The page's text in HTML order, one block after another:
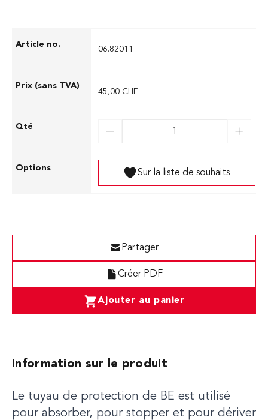
06.82011
45,00 CHF
Sur la liste de souhaits
Ajouter au panier
Créer PDF
Partager
Information sur le produit
Le tuyau de protection de BE est utilisé
pour absorber, pour stopper et pour dériver